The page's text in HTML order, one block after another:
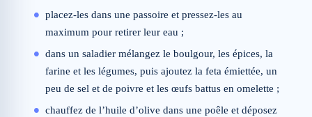
placez-les dans une passoire et pressez-les au
maximum pour retirer leur eau ;
dans un saladier mélangez le boulgour, les épices, la
farine et les légumes, puis ajoutez la feta émiettée, un
peu de sel et de poivre et les œufs battus en omelette ;
chauffez de l’huile d’olive dans une poêle et déposez